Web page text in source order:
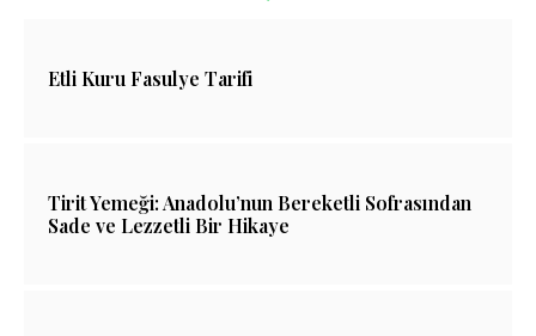
Etli Kuru Fasulye Tarifi
Tirit Yemeği: Anadolu’nun Bereketli Sofrasından
Sade ve Lezzetli Bir Hikaye